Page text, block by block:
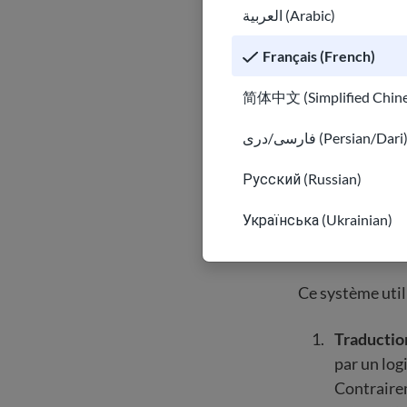
العربية (Arabic)
Français (French)
简体中文 (Simplified
فارسی/دری (Persian/Dari)
Русский (Russian)
Українська (Ukrainian)
Nous allons
Types
En 2024,
permet de
Ce système
par un